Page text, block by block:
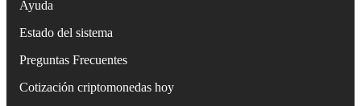
Ayuda
Estado del sistema
Preguntas Frecuentes
Cotización criptomonedas hoy